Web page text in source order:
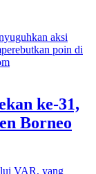
ke-31,
Borneo